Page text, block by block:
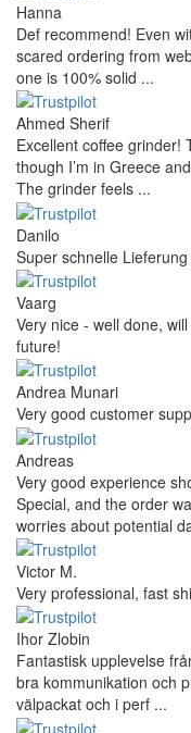
Hanna
Def recommend! Even
scared ordering from
one is 100% solid ...
Ahmed Sherif
Excellent coffee grinder!
though I’m in Greece
The grinder feels ...
Danilo
Super schnelle
Vaarg
Very nice - well done,
future!
Andrea Munari
Very good customer
Andreas
Very good experience
Special, and the order
worries about potential
Victor M.
Very professional, fast
Ihor Zlobin
Fantastisk upplevelse
bra kommunikation och
välpackat och i perf ...